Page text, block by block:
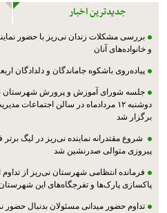
جدیدترین اخبار
بررسی مشکلات زندان نی‌ریز با حضور
و خانواده‌های آنان
پیاده‌روی باشکوه جاماندگان و دلدادگان
جلسه شورای آموزش و پرورش شهرستان
دوشنبه ۱۲ مردادماه در سالن
برگزار شد
شروع مقتدرانه نماینده نی‌ریز در لیگ
پیروزی متوالی صدرنشین شد
فرمانده انتظامی شهرستان نی‌ریز از
پاکسازی پارک‌ها و تفرجگاه‌های این
تداوم حضور میدانی مسئولان بدنبال حضور